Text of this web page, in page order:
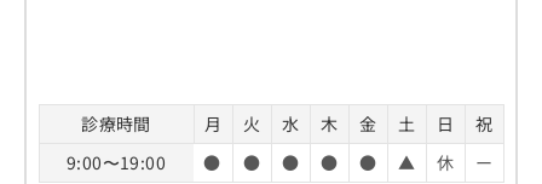
診療時間 月 火 水 木 金 土 日
祝
9:00〜19:00
● ● ● ● ● ▲ 休
ー